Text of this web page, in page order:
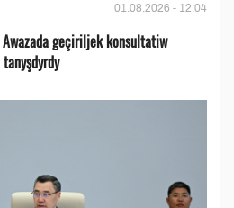
01.08.2026 - 12:04
geçiriljek konsultatiw